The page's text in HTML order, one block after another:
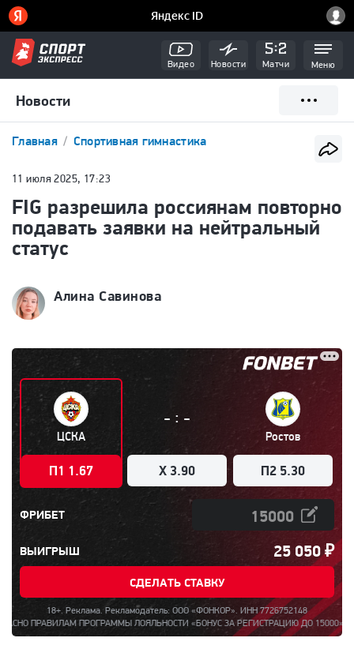
Видео Новости Матчи Меню
Новости
Главная Спортивная гимнастика
11 июля 2025, 17:23
FIG разрешила россиянам повторно
подавать заявки на нейтральный
статус
Алина Савинова
ЦСКА
П1 1.67
- : -
X 3.90
Ростов
П2 5.30
ФРИБЕТ
ВЫИГРЫШ 25 050₽
СДЕЛАТЬ СТАВКУ
18+. Реклама. Рекламодатель: ООО «ФОНКОР». ИНН 7726752148
ПРАВИЛАМ ПРОГРАММЫ ЛОЯЛЬНОСТИ «БОНУС ЗА РЕГИСТРАЦИЮ ДО 15000».